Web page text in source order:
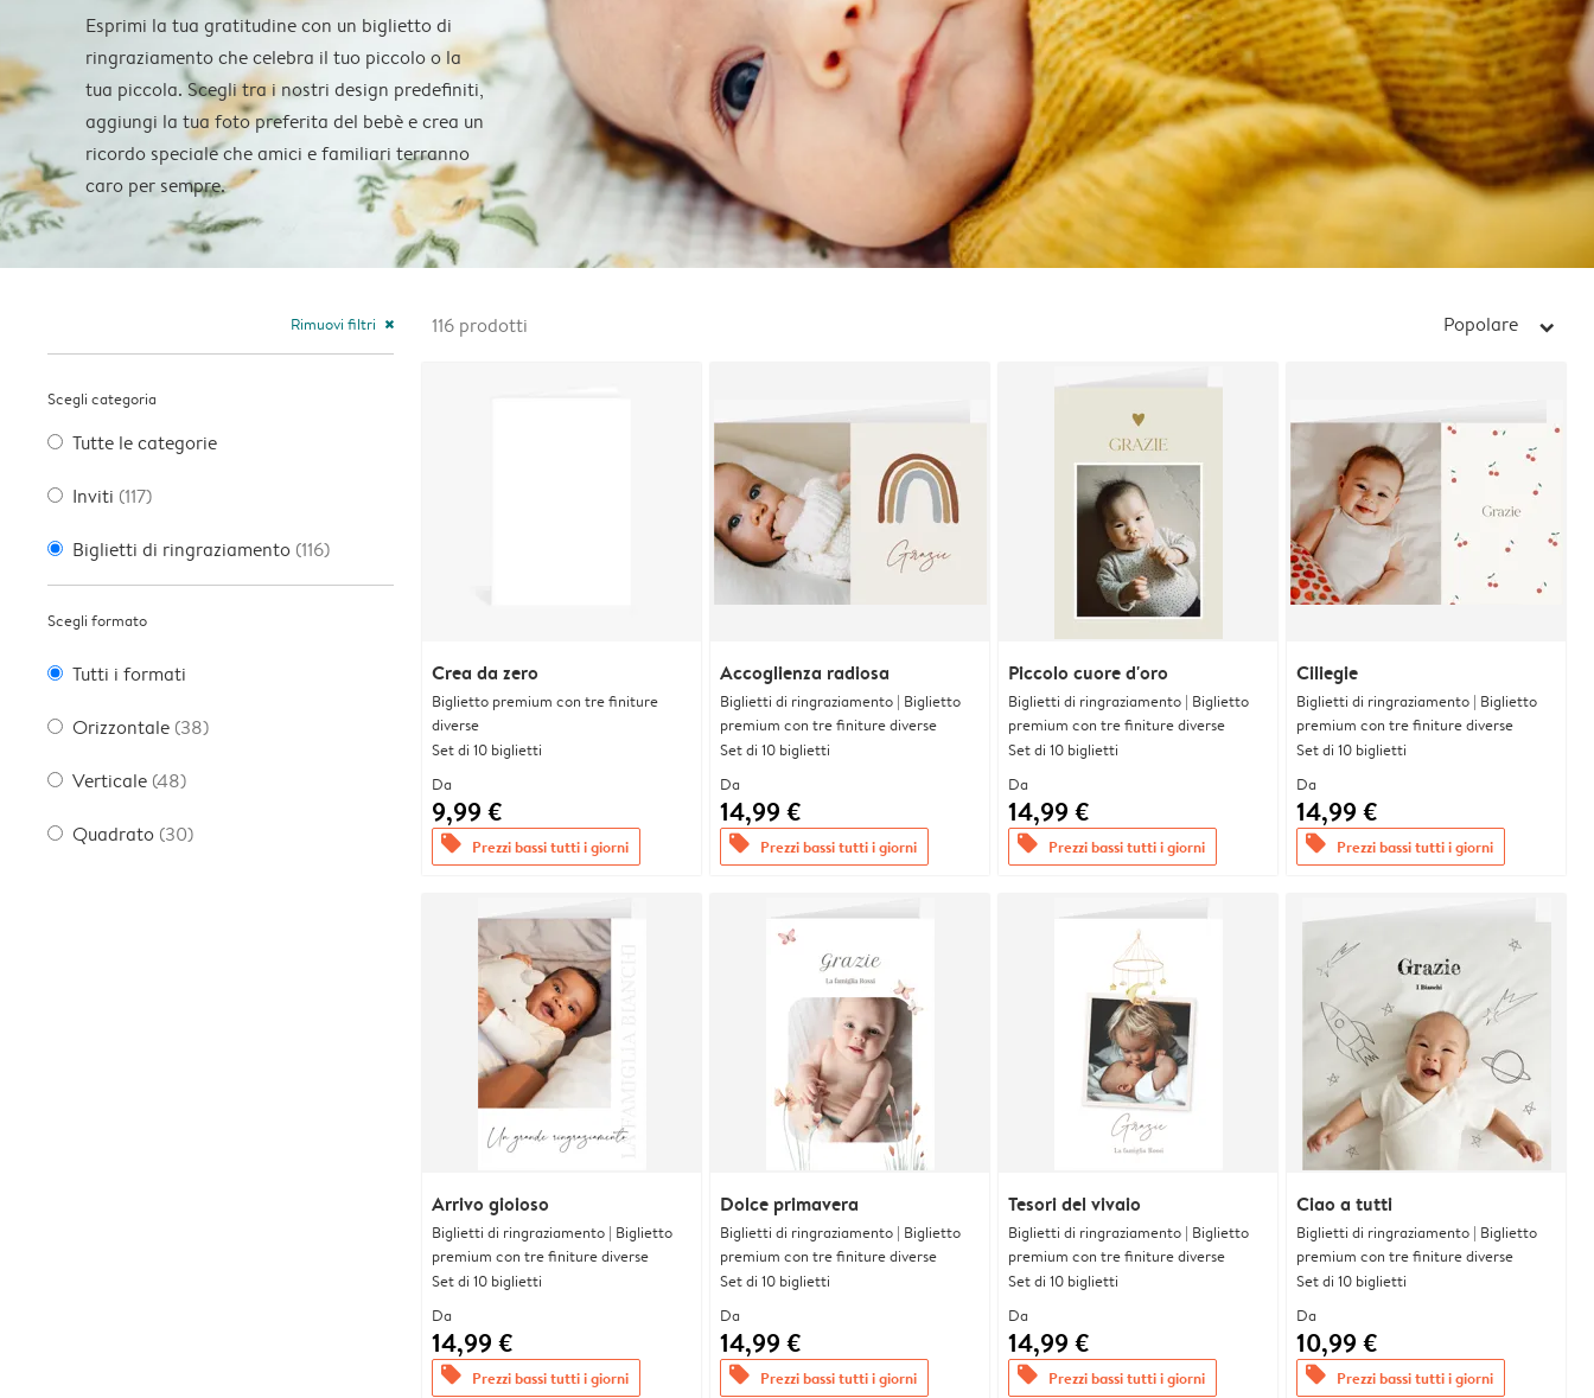
Esprimi la tua gratitudine con un biglietto di
ringraziamento che celebra il tuo piccolo o la
tua piccola. Scegli tra i nostri design predefiniti,
aggiungi la tua foto preferita del bebè e crea un
ricordo speciale che amici e familiari terranno
caro per sempre.
Rimuovi filtri close
Scegli categoria
Tutte le categorie
Inviti (117)
Biglietti di ringraziamento (116)
Scegli formato
Tutti i formati
Orizzontale (38)
Verticale (48)
Quadrato (30)
116 prodotti Popolare arrow_right
Crea da zero
Biglietto premium con tre finiture
diverse
Set di 10 biglietti
Da
9,99 €
offers Prezzi bassi tutti i giorni
Accoglienza radiosa
Biglietti di ringraziamento | Biglietto
premium con tre finiture diverse
Set di 10 biglietti
Da
14,99 €
offers Prezzi bassi tutti i giorni
Piccolo cuore d'oro
Biglietti di ringraziamento | Biglietto
premium con tre finiture diverse
Set di 10 biglietti
Da
14,99 €
offers Prezzi bassi tutti i giorni
Ciliegie
Biglietti di ringraziamento | Biglietto
premium con tre finiture diverse
Set di 10 biglietti
Da
14,99 €
offers Prezzi bassi tutti i giorni
Arrivo gioioso
Biglietti di ringraziamento | Biglietto
premium con tre finiture diverse
Set di 10 biglietti
Da
14,99 €
offers Prezzi bassi tutti i giorni
Dolce primavera
Biglietti di ringraziamento | Biglietto
premium con tre finiture diverse
Set di 10 biglietti
Da
14,99 €
offers Prezzi bassi tutti i giorni
Tesori del vivaio
Biglietti di ringraziamento | Biglietto
premium con tre finiture diverse
Set di 10 biglietti
Da
14,99 €
offers Prezzi bassi tutti i giorni
Ciao a tutti
Biglietti di ringraziamento | Biglietto
premium con tre finiture diverse
Set di 10 biglietti
Da
10,99 €
offers Prezzi bassi tutti i giorni